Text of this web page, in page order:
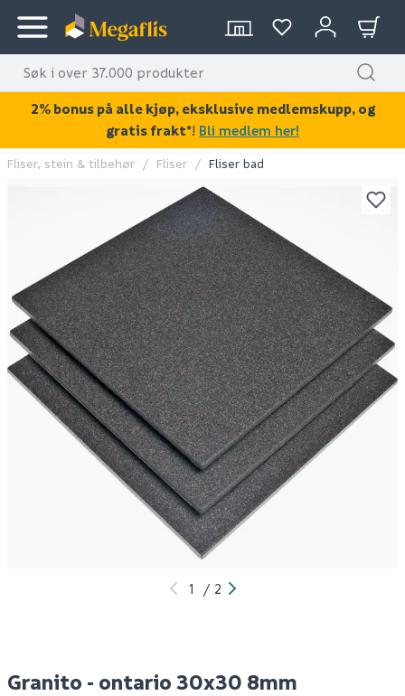
KAN DISSE VÆRE AV INTERESSE?
Granito - dakota 30x30
Før 199
Granito - ontario
roccia 30x30 8mm
189/m²
Spar 70 Før 259
10+ m2
Klikk & Hent
Fliser, stein & tilbehør Fliser Fliser bad
1 / 2
Granito - ontario 30x30 8mm
2% bonus på alle kjøp, eksklusive medlemskupp, og
gratis frakt*! Bli medlem her!